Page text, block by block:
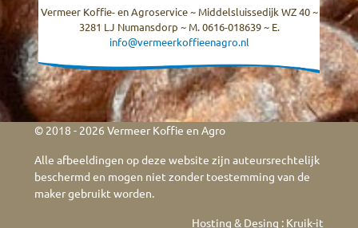
Vermeer Koffie- en Agroservice ~ Middelsluissedijk WZ 40 ~
3281 LJ Numansdorp ~ M. 0616-018639 ~ E.
info@vermeerkoffieenagro.nl
© 2018 - 2026 Vermeer Koffie en Agro
Alle afbeeldingen op deze website zijn auteursrechtelijk
beschermd en mogen niet zonder toestemming van de
maker gebruikt worden.
Hosting & Desing : Kruik-it